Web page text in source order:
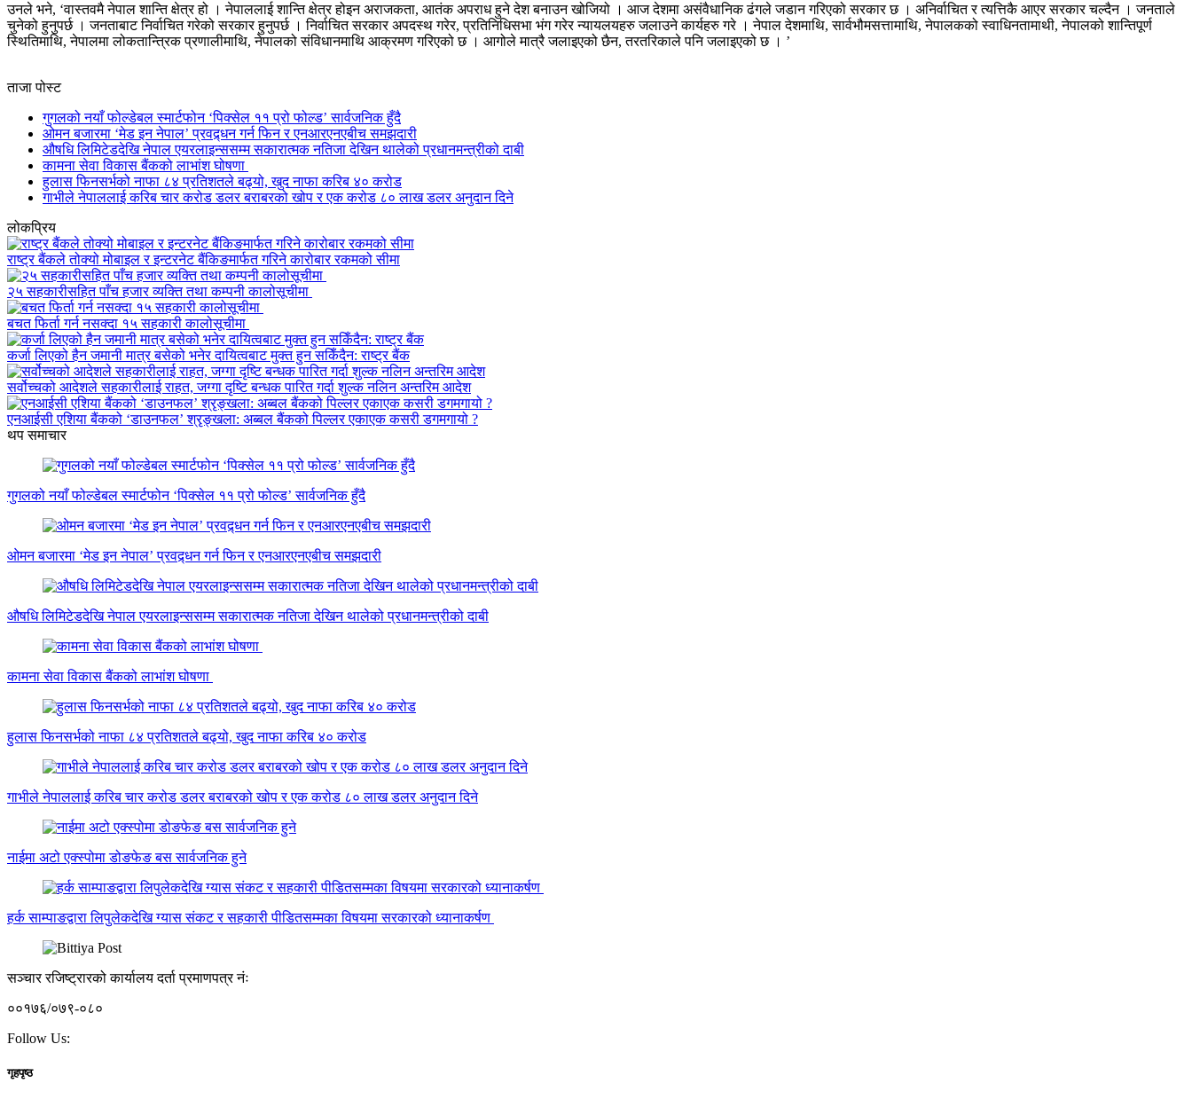
उनले भने, ‘वास्तवमै नेपाल शान्ति क्षेत्र हो । नेपाललाई शान्ति क्षेत्र होइन अराजकता, आतंक अपराध हुने देश बनाउन खोजियो । आज देशमा असंवैधानिक ढंगले जडान गरिएको सरकार छ । अनिर्वाचित र त्यत्तिकै आएर सरकार चल्दैन । जनताले
चुनेको हुनुपर्छ । जनताबाट निर्वाचित गरेको सरकार हुनुपर्छ । निर्वाचित सरकार अपदस्थ गरेर, प्रतिनिधिसभा भंग गरेर न्यायलयहरु जलाउने कार्यहरु गरे । नेपाल देशमाथि, सार्वभौमसत्तामाथि, नेपालकको स्वाधिनतामाथी, नेपालको शान्तिपूर्ण
स्थितिमाथि, नेपालमा लोकतान्त्रिक प्रणालीमाथि, नेपालको संविधानमाथि आक्रमण गरिएको छ । आगोले मात्रै जलाइएको छैन, तरतरिकाले पनि जलाइएको छ । ’
ताजा पोस्ट
गुगलको नयाँ फोल्डेबल स्मार्टफोन ‘पिक्सेल ११ प्रो फोल्ड’ सार्वजनिक हुँदै
ओमन बजारमा ‘मेड इन नेपाल’ प्रवद्र्धन गर्न फिन र एनआरएनएबीच समझदारी
औषधि लिमिटेडदेखि नेपाल एयरलाइन्ससम्म सकारात्मक नतिजा देखिन थालेको प्रधानमन्त्रीको दाबी
कामना सेवा विकास बैंकको लाभांश घोषणा
हुलास फिनसर्भको नाफा ८४ प्रतिशतले बढ्यो, खुद नाफा करिब ४० करोड
गाभीले नेपाललाई करिब चार करोड डलर बराबरको खोप र एक करोड ८० लाख डलर अनुदान दिने
लोकप्रिय
राष्ट्र बैंकले तोक्यो मोबाइल र इन्टरनेट बैंकिङमार्फत गरिने कारोबार रकमको सीमा
२५ सहकारीसहित पाँच हजार व्यक्ति तथा कम्पनी कालोसूचीमा
बचत फिर्ता गर्न नसक्दा १५ सहकारी कालोसूचीमा
कर्जा लिएको हैन जमानी मात्र बसेको भनेर दायित्वबाट मुक्त हुन सकिँदैन: राष्ट्र बैंक
सर्वोच्चको आदेशले सहकारीलाई राहत, जग्गा दृष्टि बन्धक पारित गर्दा शुल्क नलिन अन्तरिम आदेश
एनआईसी एशिया बैंकको ‘डाउनफल’ श्रृङ्खला: अब्बल बैंकको पिल्लर एकाएक कसरी डगमगायो ?
थप समाचार
गुगलको नयाँ फोल्डेबल स्मार्टफोन ‘पिक्सेल ११ प्रो फोल्ड’ सार्वजनिक हुँदै
ओमन बजारमा ‘मेड इन नेपाल’ प्रवद्र्धन गर्न फिन र एनआरएनएबीच समझदारी
औषधि लिमिटेडदेखि नेपाल एयरलाइन्ससम्म सकारात्मक नतिजा देखिन थालेको प्रधानमन्त्रीको दाबी
कामना सेवा विकास बैंकको लाभांश घोषणा
हुलास फिनसर्भको नाफा ८४ प्रतिशतले बढ्यो, खुद नाफा करिब ४० करोड
गाभीले नेपाललाई करिब चार करोड डलर बराबरको खोप र एक करोड ८० लाख डलर अनुदान दिने
नाईमा अटो एक्स्पोमा डोङफेङ बस सार्वजनिक हुने
हर्क साम्पाङद्वारा लिपुलेकदेखि ग्यास संकट र सहकारी पीडितसम्मका विषयमा सरकारको ध्यानाकर्षण
सञ्चार रजिष्ट्रारको कार्यालय दर्ता प्रमाणपत्र नंः
००१७६/०७९-०८०
Follow Us:
गृहपृष्ठ